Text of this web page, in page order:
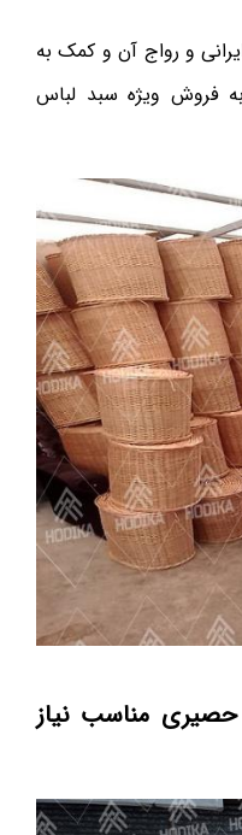
و رواج آن و کمک به
فروش ویژه سبد لباس
مناسب نیاز